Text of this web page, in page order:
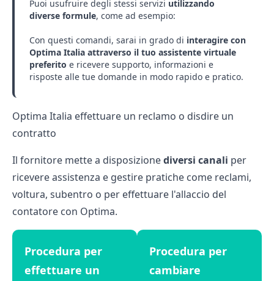
Puoi usufruire degli stessi servizi utilizzando
diverse formule, come ad esempio:
Con questi comandi, sarai in grado di interagire con
Optima Italia attraverso il tuo assistente virtuale
preferito e ricevere supporto, informazioni e
risposte alle tue domande in modo rapido e pratico.
Optima Italia effettuare un reclamo o disdire un
contratto
Il fornitore mette a disposizionediversi canali per
ricevere assistenza e gestire pratiche come reclami,
voltura, subentro o per effettuare l'allaccio del
contatore con Optima.
Procedura per
effettuare un
Procedura per
cambiare